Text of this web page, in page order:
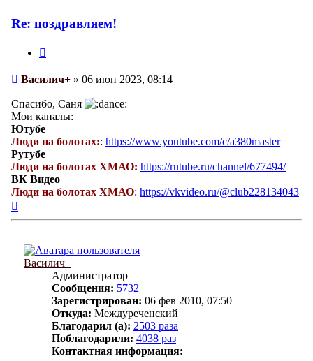
Re: поздравляем!
Сообщение
Василич+ » 06 июн 2023, 08:14
Спасибо, Саня
Мои каналы:
Ютубе
Люди на болотах:: https://www.youtube.com/c/a380master
Рутубе
Люди на болотах ХМАО: https://rutube.ru/channel/677494/
ВК Видео
Люди на болотах ХМАО: https://vkvideo.ru/@club228134043
Василич+
Администратор
Сообщения: 5732
Зарегистрирован: 06 фев 2010, 07:50
Откуда: Междуреченский
Благодарил (а): 2503 раза
Поблагодарили: 4038 раз
Контактная информация: